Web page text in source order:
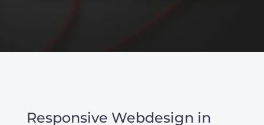
Responsive Webdesign in